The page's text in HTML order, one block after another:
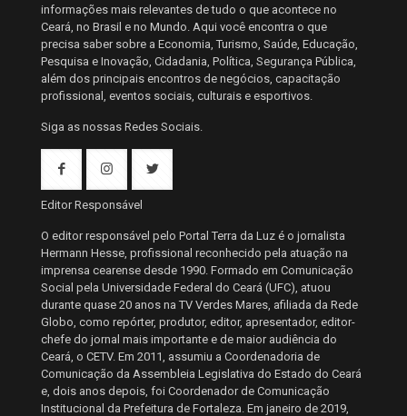
informações mais relevantes de tudo o que acontece no
Ceará, no Brasil e no Mundo. Aqui você encontra o que
precisa saber sobre a Economia, Turismo, Saúde, Educação,
Pesquisa e Inovação, Cidadania, Política, Segurança Pública,
além dos principais encontros de negócios, capacitação
profissional, eventos sociais, culturais e esportivos.
Siga as nossas Redes Sociais.
Editor Responsável
O editor responsável pelo Portal Terra da Luz é o jornalista
Hermann Hesse, profissional reconhecido pela atuação na
imprensa cearense desde 1990. Formado em Comunicação
Social pela Universidade Federal do Ceará (UFC), atuou
durante quase 20 anos na TV Verdes Mares, afiliada da Rede
Globo, como repórter, produtor, editor, apresentador, editor-
chefe do jornal mais importante e de maior audiência do
Ceará, o CETV. Em 2011, assumiu a Coordenadoria de
Comunicação da Assembleia Legislativa do Estado do Ceará
e, dois anos depois, foi Coordenador de Comunicação
Institucional da Prefeitura de Fortaleza. Em janeiro de 2019,